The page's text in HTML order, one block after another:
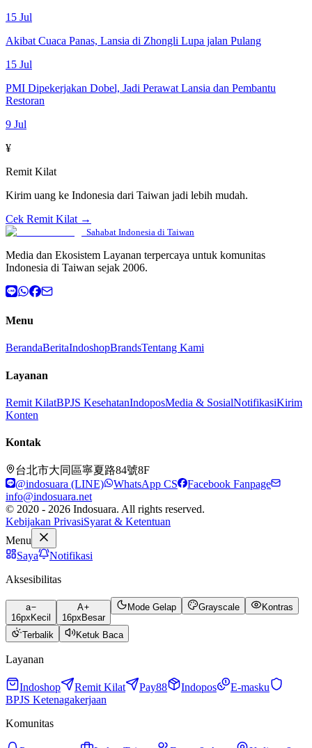
15 Jul
Akibat Cuaca Panas, Lansia di Zhongli Lupa jalan Pulang
15 Jul
PMI Dipekerjakan Dobel, Jadi Perawat Lansia dan Pembantu
Restoran
9 Jul
¥
Remit Kilat
Kirim uang ke Indonesia dari Taiwan jadi lebih mudah.
Cek Remit Kilat →
Sahabat Indonesia di Taiwan
Media dan Ekosistem Layanan terpercaya untuk komunitas
Indonesia di Taiwan sejak 2006.
Menu
BerandaBeritaIndoshopBrandsTentang Kami
Layanan
Remit KilatBPJS KesehatanIndoposMedia & SosialNotifikasiKirim
Konten
Kontak
台北市大同區寧夏路84號8F
@indosuara (LINE)
WhatsApp CS
Facebook Fanpage
info@indosuara.net
© 2020 - 2026 Indosuara. All rights reserved.
Kebijakan PrivasiSyarat & Ketentuan
Menu
Saya
Notifikasi
Aksesibilitas
a
16px Kecil
A
16px Besar
Mode Gelap Grayscale Kontras
Terbalik Ketuk Baca
Layanan
Indoshop Remit Kilat Pay88 Indopos
E-masku
BPJS Ketenagakerjaan
Komunitas